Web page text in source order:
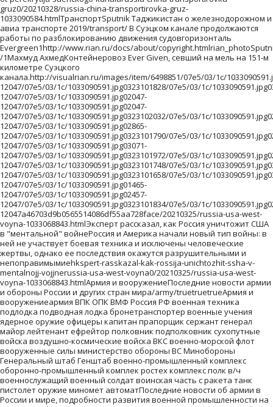
Ever Given, севший на мель на 151-м километре Суэцкого канала.http://visualrian.ru/images/item/6498851/07e5/03/1c/1033090591.jpg032317671306/07e5/03/1c/1033090591.jpg0136502047/07e5/03/1c/1033090591.jpg032314981575/07e5/03/1c/1033090591.jpg032312291845/07e5/03/1c/1033090591.jpg0307102047/07e5/03/1c/1033090591.jpg032313911683/07e5/03/1c/1033090591.jpg032311281945/07e5/03/1c/1033090591.jpg0272902047/07e5/03/1c/1033090591.jpg0204702047/07e5/03/1c/1033090591.jpg0323102047/07e5/03/1c/1033090591.jpg/07e5/03/1c/1033090591.jpg/07e5/03/1c/1033090591.jpg/07e5/03/1c/1033090591.jpg02791-12047/07e5/03/1c/1033090591.jpg0323101828/07e5/03/1c/1033090591.jpg0323101818/07e5/03/1c/1033090591.jpg01861-12047/07e5/03/1c/1033090591.jpg02047-12047/07e5/03/1c/1033090591.jpg02047-12047/07e5/03/1c/1033090591.jpg0323102032/07e5/03/1c/1033090591.jpg02087-12047/07e5/03/1c/1033090591.jpg02865-12047/07e5/03/1c/1033090591.jpg0323101790/07e5/03/1c/1033090591.jpg02743-12047/07e5/03/1c/1033090591.jpg03071-12047/07e5/03/1c/1033090591.jpg0323101972/07e5/03/1c/1033090591.jpg02903-12047/07e5/03/1c/1033090591.jpg0323101748/07e5/03/1c/1033090591.jpg03163-12047/07e5/03/1c/1033090591.jpg0323101658/07e5/03/1c/1033090591.jpg0323101998/07e5/03/1c/1033090591.jpg0323101720/07e5/03/1c/1033090591.jpg0323101990/07e5/03/1c/1033090591.jpg0323111422/07e5/03/1c/1033090591.jpg0323101818/07e5/03/1c/1033090591.jpg02865-12047/07e5/03/1c/1033090591.jpg01465-12047/07e5/03/1c/1033090591.jpg02457-12047/07e5/03/1c/1033090591.jpg0323101834/07e5/03/1c/1033090591.jpg02729-12047a46703d9b0565514086df55aa728face/20210325/russia-usa-west-voyna-1033068843.htmlЭксперт рассказал, как Россия уничтожит США в "ментальной" войнеРоссия и Америка начали новый тип войны: в ней не участвует боевая техника и исключены человеческие жертвы, однако ее последствия окажутся разрушительными и непоправимымиehkspert-rasskazal-kak-rossija-unichtozhit-ssha-v-mentalnojj-vojjnerussia-usa-west-voyna0/20210325/russia-usa-west-voyna-1033068843.htmlАрмия и вооружениеПоследние новости армии и обороны России и других стран мира/army/truetruetrueАрмия и вооружениеармия ВПК ОПК ВМФ Россия РФ военная техника подлодка подводная лодка бронетранспортер военные учения ядерное оружие офицеры капитан прапорщик сержант генерал майор лейтенант ефрейтор полковник подполковник сухопутные войска воздушно-космические войска ВКС военно-морской флот вооруженные силы министерство обороны ВС Минобороны Генеральный штаб Генштаб военно-промышленный комплекс оборонно-промышленный комплек ростех комплекс полк в/ч военнослужащий военный солдат воинская часть с ракета танк пистолет оружие миномет автоматПоследние новости об армии в России и мире, подробности развития военной промышленности на ленте Spunik ТаджикистанАрмия и вооружениеВоеннослужащий мотострелкового полка Таманской дивизии на одном из полигонов Западного военного округа в Подмосковье во время ученийТаманская дивизия учения военнослужащий военный солдат армия стрелок полигон дым огонь флтамуч1http://www.rian.ru/docs/about/copyright.htmlrian_photoSputnik /1Alexey FilippovВоеннослужащий мотострелкового полка Таманской дивизии на одном из полигонов Западного военного округа в Подмосковье.http://visualrian.ru/images/item/6281937103154/61/1031546184.jpg0307210561568103154/61/1031546184.jpg1225259002048103154/61/1031546184.jpg030728001824103154/61/1031546184.jpg030725122048103154/61/1031546184.jpg0307202048103154/61/1031546184.jpg030726981927103154/61/1031546184.jpg030723202048103154/61/1031546184.jpg341307202048103154/61/1031546184.jpg884293202048103154/61/1031546184.jpg0307202048103154/61/1031546184.jpg37014026052048103154/61/1031546184.jpg29215856252048103154/61/1031546184.jpg28216157402048103154/61/1031546184.jpg27621376832048103154/61/1031546184.jpg26423597312048103154/61/1031546184.jpg3524527412048103154/61/1031546184.jpg0290402048103154/61/1031546184.jpg030724142048103154/61/1031546184.jpg030721502048103154/61/1031546184.jpg03072602048103154/61/1031546184.jpg030721582048103154/61/1031546184.jpg0307202048103154/61/1031546184.jpg030726962048103154/61/1031546184.jpg030723202048103154/61/1031546184.jpg030723102048103154/61/1031546184.jpg0204802048103154/61/1031546184.jpg030721742048103154/61/1031546184.jpg030723482048103154/61/1031546184.jpg030724722048103154/61/1031546184.jpg0245802048103154/61/1031546184.jpg0204802048103154/61/1031546184.jpg0274402048103154/61/1031546184.jpg103154/61/1031546184.jpg103154/61/1031546184.jpg Самое интересное/sys_block_1/5a0c7c6e20e1604431f6c494c42e4218/20210331/russia-tajikistan-novye-zakony-2021-1033102851.htmlЧто изменилось для мигрантов в России: новые законы и правила - 2021Пока были закрыты границы и приостановлено сообщение с Таджикистаном, многое в России изменилось. Краткая сводка новых законов за год - в материале Sputnik Таджикистанchto-izmenilos-dlja-migrantov-v-rossii-novye-zakony-i-pravila--2021russia-tajikistan-novye-zakony-20210/20210331/russia-tajikistan-novye-zakony-2021-1033102851.htmlМиграцияПереехать из Таджикистана в Россию: как получить гражданство последние новости/migration/falseПассажир предъявляет свой паспорт сотруднику в аэропорту Гатвик, Великобританияфлновыеавиа Великобритания Гатвик аэропорт коронавирус пассажир паспорт паспортный контроль2https://tj.sputniknews.ru/docs/reuters.htmlreuters_photoREUTERS\Peter CziborraA passenger shows his passport to a staff member at Gatwick Airport, amid the coronavirus disease (COVID-19) outbreak, in Gatwick, Britain June 15, 2020. DO NOT USE! // НЕ ИСПОЛЬЗОВАТЬ! Действие договора с REUTERS прекращено103144/41/1031444148.jpg031577611287103144/41/1031444148.jpg895226002048103144/41/1031444148.jpg031574981550103144/41/1031444148.jpg031572351813103144/41/1031444148.jpg42311402048103144/41/1031444148.jpg031573931655103144/41/1031444148.jpg031571371912103144/41/1031444148.jpg212294302048103144/41/1031444148.jpg554260202048103144/41/1031444148.jpg0315602048103144/41/1031444148.jpg81825973042048103144/41/1031444148.jpg48827393972048103144/41/1031444148.jpg37729354402048103144/41/1031444148.jpg031563402048103144/41/1031444148.jpg57296102048103144/41/1031444148.jpg031562722048103144/41/1031444148.jpg0315662048103144/41/1031444148.jpg03156982048103144/41/1031444148.jpg031562642048103144/41/1031444148.jpg031563632041103144/41/1031444148.jpg031561062048103144/41/1031444148.jpg031563932011103144/41/1031444148.jpg0307202048103144/41/1031444148.jpg031561222048103144/41/1031444148.jpg031565081896103144/41/1031444148.jpg031563002048103144/41/1031444148.jpg485253302048103144/41/1031444148.jpg280273802048103144/41/1031444148.jpg485253302048103144/41/1031444148.jpg103144/41/1031444148.jpg103144/41/1031444148.jpg103144/41/1031444148.jpg26619132362048103144/41/1031444148.jpg47216593902048103144/41/1031444148.jpg3802003416162876f88feae768d4e3e3d8843e41c0c4aa/20210331/hill-usa-kritika-napadki-putin-biden-1033105920.htmlThe Hill: в США раскритиковали Байдена за нападки на ПутинаПрезидент США Джо Байден должен перейти к конструктивным двухсторонним переговорам с российским лидером Владимиром Путиным--v-ssha-raskritikovali-bajjdena-za-napadki-na-putinahill-usa-kritika-napadki-putin-biden0/20210331/hill-usa-kritika-napadki-putin-biden-1033105920.htmlПолитикаТаджикистан: внешняя и внутренняя политика 2019/politics/falseПрезидент США Джо БайденПрезидент США Джо Байден203808306afpAFP 2023/CHIP SOMODEVILLAWASHINGTON, DC - MARCH 24: U.S. President Joe Biden delivers remarks during an Equal Pay Day event in the South Court Auditorium in the Eisenhower Executive Office Building on March 24, 2021 in Washington, DC. Highlighting the gender pay gap, Equal Pay Day raises awareness that women in the United States earned $0.82 for every dollar men earned in 2019, according to the National Committee on Pay Equity. Chip Somodevilla/Getty Images/AFP (Photo by CHIP SOMODEVILLA / GETTY IMAGES NORTH AMERICA / Getty Images via AFP)Можно использовать до: 24.04.2021 **** Загружена: 25.03.2021/07e5/03/19/1033071487.jpg03071234746/07e5/03/19/1033071487.jpg1023238802048/07e5/03/19/1033071487.jpg0307101024/07e5/03/19/1033071487.jpg0307101536/07e5/03/19/1033071487.jpg0307102048/07e5/03/19/1033071487.jpg0307101228/07e5/03/19/1033071487.jpg0307101728/07e5/03/19/1033071487.jpg340307102048/07e5/03/19/1033071487.jpg682273002048/07e5/03/19/1033071487.jpg0307102048/07e5/03/19/1033071487.jpg/07e5/03/19/1033071487.jpg/07e5/03/19/1033071487.jpg/07e5/03/19/1033071487.jpg1160302102048/07e5/03/19/1033071487.jpg0307101874/07e5/03/19/1033071487.jpg1358282302048/07e5/03/19/1033071487.jpg0307101736/07e5/03/19/1033071487.jpg1023307102048/07e5/03/19/1033071487.jpg1023307102048/07e5/03/19/1033071487.jpg0307101700/07e5/03/19/1033071487.jpg0307101930/07e5/03/19/1033071487.jpg278307102048/07e5/03/19/1033071487.jpg204307102048/07e5/03/19/1033071487.jpg0307101898/07e5/03/19/1033071487.jpg0307101890/07e5/03/19/1033071487.jpg982307102048/07e5/03/19/1033071487.jpg0307101574/07e5/03/19/1033071487.jpg328307102048/07e5/03/19/1033071487.jpg0307101988/07e5/03/19/1033071487.jpg03071351387/07e5/03/19/1033071487.jpg0307102048/07e5/03/19/1033071487.jpg0307101728/07e5/03/19/1033071487.jpg168307102048/07e5/03/19/1033071487.jpg0307101662/07e5/03/19/1033071487.jpg0307101634/07e5/03/19/1033071487.jpg204307102048/07e5/03/19/1033071487.jpg0307101728/07e5/03/19/1033071487.jpg0307101744/07e5/03/19/1033071487.jpg340307102048/07e5/03/19/1033071487.jpg614307102048f18f90a77eefa690d21442f1011fc3b6/20210318/biden-japan-vyskazyvanie-putin-1033024414.html"Байден выжил из ума": в Японии отреагировали на высказывания о ПутинеВ Японии критически отнеслись к словам президента США Джо Байдена о лидере России Владимире Путине bajjden-vyzhil-iz-uma-v-japonii-otreagirovali-na-vyskazyvanija-o-putinebiden-japan-vyskazyvanie-putinБайден выжил из ума: реакция Японии на оскорбление Путина0000000000/20210318/biden-japan-vyskazyvanie-putin-1033024414.htmlПолитикаТаджикистан: внешняя и внутренняя политика 2019/politics/falseПрезидент США Джо БайденПрезидент США Джо Байденяпония флаг 20